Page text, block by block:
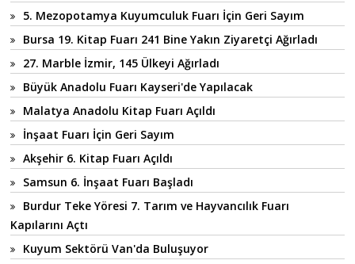
5. Mezopotamya Kuyumculuk Fuarı İçin Geri Sayım
Bursa 19. Kitap Fuarı 241 Bine Yakın Ziyaretçi Ağırladı
27. Marble İzmir, 145 Ülkeyi Ağırladı
Büyük Anadolu Fuarı Kayseri'de Yapılacak
Malatya Anadolu Kitap Fuarı Açıldı
İnşaat Fuarı İçin Geri Sayım
Akşehir 6. Kitap Fuarı Açıldı
Samsun 6. İnşaat Fuarı Başladı
Burdur Teke Yöresi 7. Tarım ve Hayvancılık Fuarı
Kapılarını Açtı
Kuyum Sektörü Van'da Buluşuyor